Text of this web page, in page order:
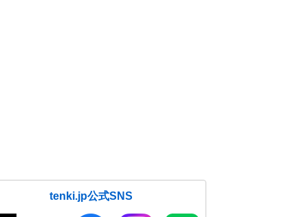
tenki.jp公式SNS